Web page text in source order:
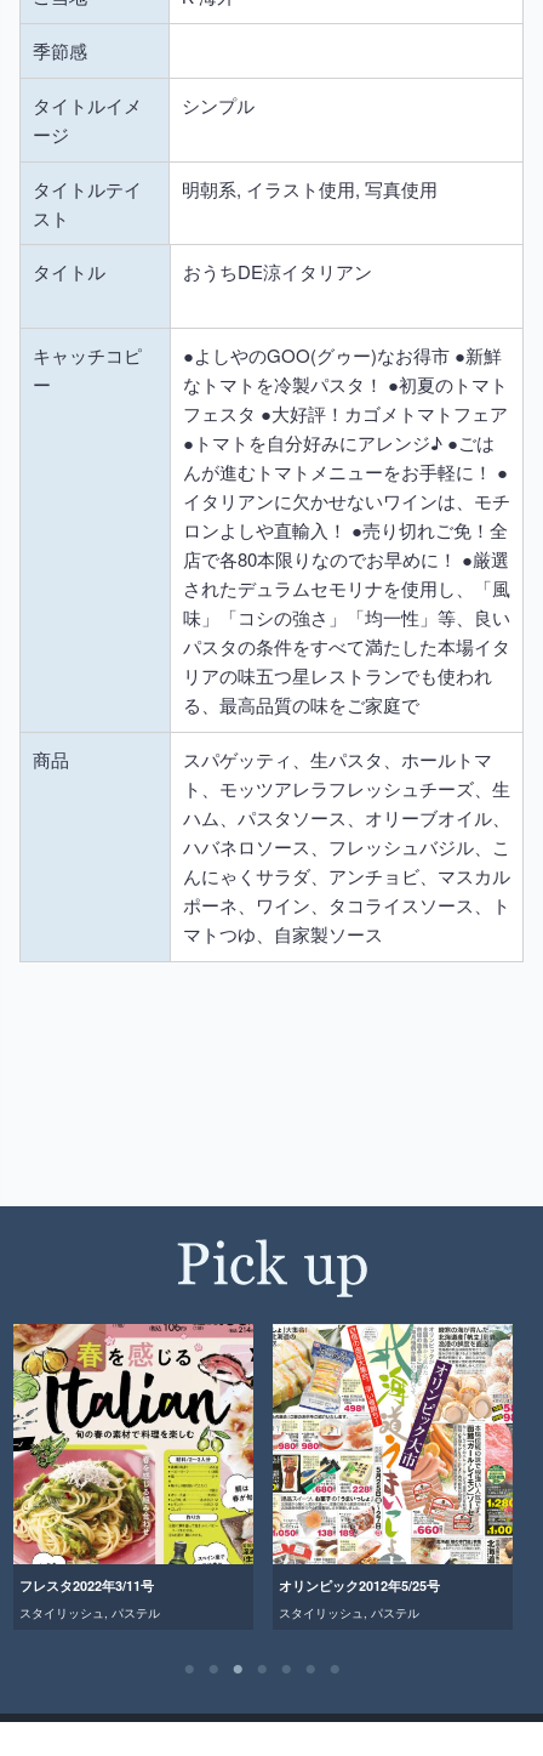
季節感
タイトルイメ
ージ
シンプル
タイトルテイ
スト
明朝系, イラスト使用, 写真使用
タイトル おうちDE涼イタリアン
キャッチコピ
ー
●よしやのGOO(グゥー)なお得市 ●新鮮
なトマトを冷製パスタ！ ●初夏のトマト
フェスタ ●大好評！カゴメトマトフェア
●トマトを自分好みにアレンジ♪ ●ごは
んが進むトマトメニューをお手軽に！ ●
イタリアンに欠かせないワインは、モチ
ロンよしや直輸入！ ●売り切れご免！全
店で各80本限りなのでお早めに！ ●厳選
されたデュラムセモリナを使用し、「風
味」「コシの強さ」「均一性」等、良い
パスタの条件をすべて満たした本場イタ
リアの味五つ星レストランでも使われ
る、最高品質の味をご家庭で
商品
スパゲッティ、生パスタ、ホールトマ
ト、モッツアレラフレッシュチーズ、生
ハム、パスタソース、オリーブオイル、
ハバネロソース、フレッシュバジル、こ
んにゃくサラダ、アンチョビ、マスカル
ポーネ、ワイン、タコライスソース、ト
マトつゆ、自家製ソース
フレスタ2022年3/11号
スタイリッシュ, パステル
オリンピック2012年5/25号
スタイリッシュ, パステル